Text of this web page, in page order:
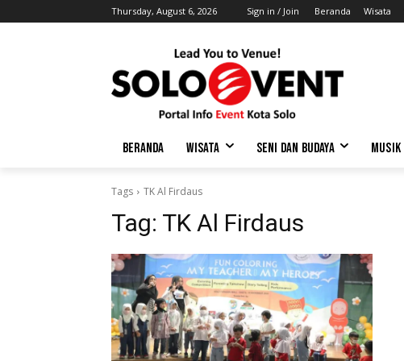
Thursday, August 6, 2026 Sign in / Join Beranda Wisata
BERANDA WISATA SENI DAN BUDAYA MUSIK
Tags TK Al Firdaus
Tag: TK Al Firdaus